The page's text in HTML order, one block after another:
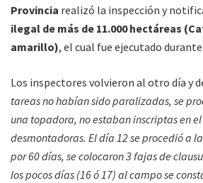
Provincia realizó la inspección y
ilegal de más de 11.000 hectáreas
amarillo), el cual fue ejecutado
Los inspectores volvieron al otro día y
tareas no habían sido paralizadas, se
una topadora, no estaban inscriptas en
desmontadoras. El día 12 se procedió a
por 60 días, se colocaron 3 fajas de
los pocos días (16 ó 17) al campo se